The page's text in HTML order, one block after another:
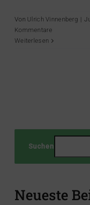
Von Ulrich Vinnenberg |
Kommentare
Weiterlesen
Suchen
Neueste